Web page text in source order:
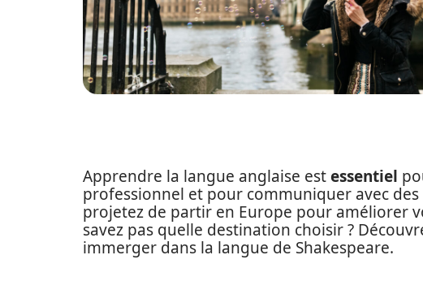
Apprendre la langue anglaise estessentiel
professionnel et pour communiquer avec
projetez de partir en Europe pour améliorer
savez pas quelle destination choisir ?
immerger dans la langue de Shakespeare.